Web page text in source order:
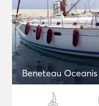
Beneteau